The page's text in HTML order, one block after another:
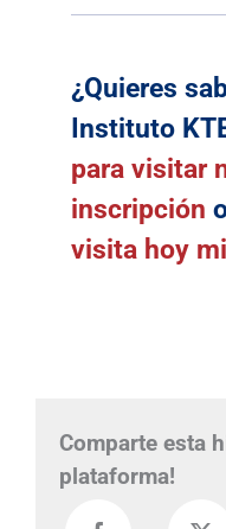
¿Quieres
Instituto
para visitar
inscripción
visita hoy
Comparte esta
plataforma!